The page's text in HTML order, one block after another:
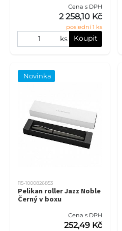
Cena s DPH
2 258,10 Kč
poslední 1 ks
ks Koupit
Novinka
115-1000826853
Pelikan roller Jazz Noble
Černý v boxu
Cena s DPH
252,49 Kč